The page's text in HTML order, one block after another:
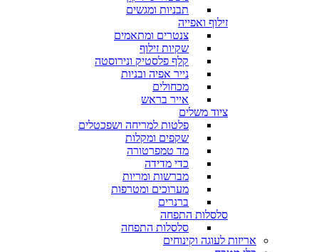
תבניות ומגשים
זילוף ואפייה
צנטרים ומתאמים
שקיות זילוף
קלף פלסטיק ונירוסטה
נייר אפיה ובניות
מכחולים
אייר בראש
ציוד משלים
פלטות למריחה ושפכטלים
שקפים ומקלות
מד טמפרטורה
כדי מדידה
מברשות ומריות
מערוכים ומטרפות
ברנרים
סלסלות התפחה
סלסלות התפחה
אריזות לעוגה וקינוחים